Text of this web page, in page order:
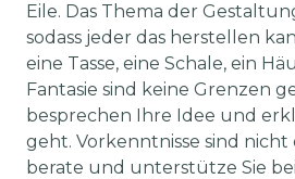
Eile. Das Thema der
sodass jeder das herstellen
eine Tasse, eine Schale, ein
Fantasie sind keine Grenzen
besprechen Ihre Idee und
geht. Vorkenntnisse sind
berate und unterstütze Sie